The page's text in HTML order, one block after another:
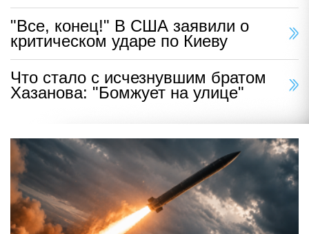
"Все, конец!" В США заявили о
критическом ударе по Киеву
Что стало с исчезнувшим братом
Хазанова: "Бомжует на улице"